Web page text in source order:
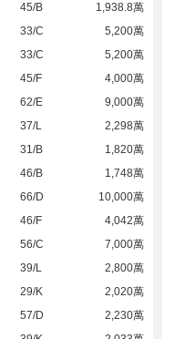
45/B
1,938.8萬
33/C
5,200萬
33/C
5,200萬
45/F
4,000萬
62/E
9,000萬
37/L
2,298萬
31/B
1,820萬
46/B
1,748萬
66/D
10,000萬
46/F
4,042萬
56/C
7,000萬
39/L
2,800萬
29/K
2,020萬
57/D
2,230萬